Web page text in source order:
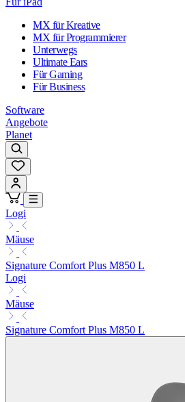
MX für Kreative
MX für Programmierer
Unterwegs
Ultimate Ears
Für Gaming
Für Business
Software
Angebote
Planet
Logi
Mäuse
Signature Comfort Plus M850 L
Logi
Mäuse
Signature Comfort Plus M850 L